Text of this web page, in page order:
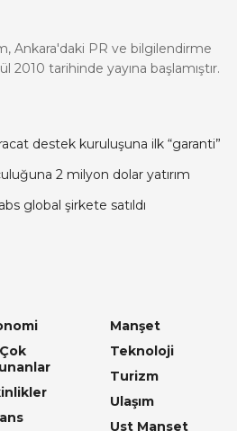
Ankara'daki PR ve bilgilendirme
2010 tarihinde yayına başlamıştır.
destek kuruluşuna ilk “garanti”
2 milyon dolar yatırım
global şirkete satıldı
Manşet
Teknoloji
Turizm
Ulaşım
Ust Manset